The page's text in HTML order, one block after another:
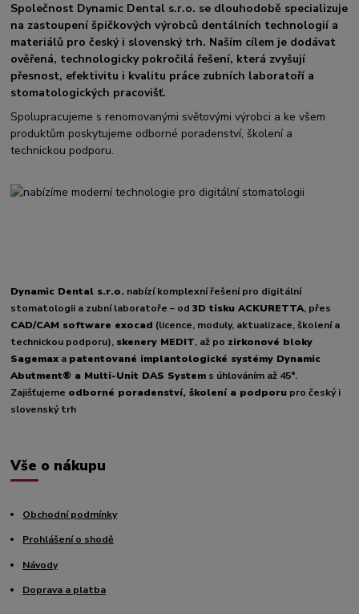
Společnost Dynamic Dental s.r.o. se dlouhodobě specializuje
na zastoupení špičkových výrobců dentálních technologií a
materiálů pro český i slovenský trh. Naším cílem je dodávat
ověřená, technologicky pokročilá řešení, která zvyšují
přesnost, efektivitu i kvalitu práce zubních laboratoří a
stomatologických pracovišť.
Spolupracujeme s renomovanými světovými výrobci a ke všem
produktům poskytujeme odborné poradenství, školení a
technickou podporu.
Dynamic Dental s.r.o. nabízí komplexní řešení pro digitální
stomatologii a zubní laboratoře – od3D tisku ACKURETTA, přes
CAD/CAM software exocad (licence, moduly, aktualizace, školení a
technickou podporu), skenery MEDIT, až po zirkonové bloky
Sagemax a patentované implantologické systémy Dynamic
Abutment® a Multi-Unit DAS System s úhlováním až 45°.
Zajišťujeme odborné poradenství, školení a podporu pro český i
slovenský trh
Vše o nákupu
Obchodní podmínky
Prohlášení o shodě
Návody
Doprava a platba